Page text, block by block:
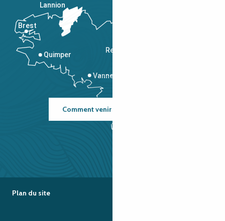
Rennes
Vannes
Quimper
Lannion
Brest
Comment venir ?
Plan du site